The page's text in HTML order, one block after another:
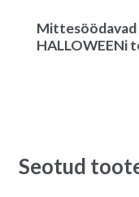
Mittesöödavad
HALLOWEENi
Seotud